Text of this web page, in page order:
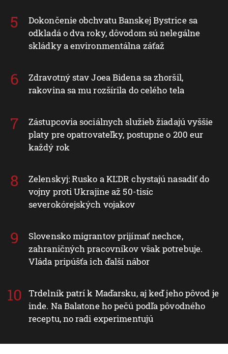
Dokončenie obchvatu Banskej Bystrice sa
odkladá o dva roky, dôvodom sú nelegálne
skládky a environmentálna záťaž
Zdravotný stav Joea Bidena sa zhoršil,
rakovina sa mu rozšírila do celého tela
Zástupcovia sociálnych služieb žiadajú vyššie
platy pre opatrovateľky, postupne o 200 eur
každý rok
Zelenskyj: Rusko a KĽDR chystajú nasadiť do
vojny proti Ukrajine až 50-tisíc
severokórejských vojakov
Slovensko migrantov prijímať nechce,
zahraničných pracovníkov však potrebuje.
Vláda pripúšťa ich ďalší nábor
Trdelník patrí k Maďarsku, aj keď jeho pôvod je
inde. Na Balatone ho pečú podľa pôvodného
receptu, no radi experimentujú